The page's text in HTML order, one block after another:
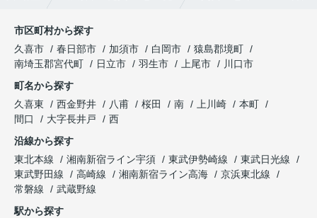
市区町村から探す
久喜市
春日部市 加須市 白岡市
猿島郡境町
南埼玉郡宮代町
日立市 羽生市 上尾市
川口市
町名から探す
久喜東
西金野井 八甫 桜田 南 上川崎
本町
間口
大字長井戸
西
沿線から探す
東北本線
湘南新宿ライン宇須 東武伊勢崎線
東武日光線
東武野田線
高崎線 湘南新宿ライン高海
京浜東北線
常磐線
武蔵野線
駅から探す